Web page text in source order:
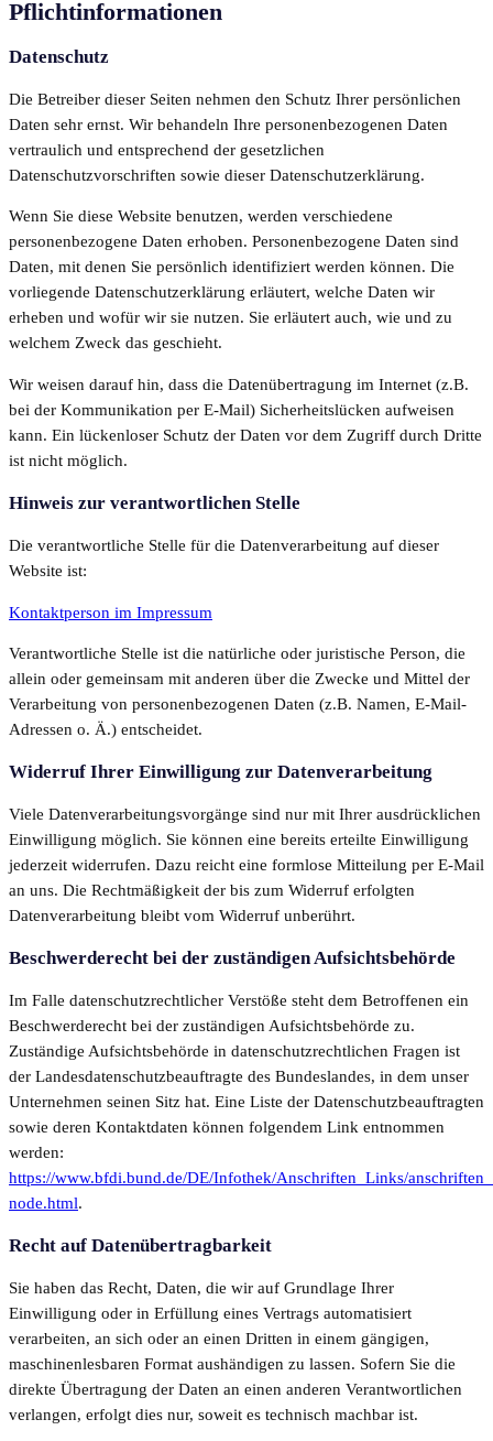
Pflichtinformationen
Datenschutz
Die Betreiber dieser Seiten nehmen den Schutz Ihrer persönlichen
Daten sehr ernst. Wir behandeln Ihre personenbezogenen Daten
vertraulich und entsprechend der gesetzlichen
Datenschutzvorschriften sowie dieser Datenschutzerklärung.
Wenn Sie diese Website benutzen, werden verschiedene
personenbezogene Daten erhoben. Personenbezogene Daten sind
Daten, mit denen Sie persönlich identifiziert werden können. Die
vorliegende Datenschutzerklärung erläutert, welche Daten wir
erheben und wofür wir sie nutzen. Sie erläutert auch, wie und zu
welchem Zweck das geschieht.
Wir weisen darauf hin, dass die Datenübertragung im Internet (z.B.
bei der Kommunikation per E-Mail) Sicherheitslücken aufweisen
kann. Ein lückenloser Schutz der Daten vor dem Zugriff durch Dritte
ist nicht möglich.
Hinweis zur verantwortlichen Stelle
Die verantwortliche Stelle für die Datenverarbeitung auf dieser
Website ist:
Kontaktperson im Impressum
Verantwortliche Stelle ist die natürliche oder juristische Person, die
allein oder gemeinsam mit anderen über die Zwecke und Mittel der
Verarbeitung von personenbezogenen Daten (z.B. Namen, E-Mail-
Adressen o. Ä.) entscheidet.
Widerruf Ihrer Einwilligung zur Datenverarbeitung
Viele Datenverarbeitungsvorgänge sind nur mit Ihrer ausdrücklichen
Einwilligung möglich. Sie können eine bereits erteilte Einwilligung
jederzeit widerrufen. Dazu reicht eine formlose Mitteilung per E-Mail
an uns. Die Rechtmäßigkeit der bis zum Widerruf erfolgten
Datenverarbeitung bleibt vom Widerruf unberührt.
Beschwerderecht bei der zuständigen Aufsichtsbehörde
Im Falle datenschutzrechtlicher Verstöße steht dem Betroffenen ein
Beschwerderecht bei der zuständigen Aufsichtsbehörde zu.
Zuständige Aufsichtsbehörde in datenschutzrechtlichen Fragen ist
der Landesdatenschutzbeauftragte des Bundeslandes, in dem unser
Unternehmen seinen Sitz hat. Eine Liste der Datenschutzbeauftragten
sowie deren Kontaktdaten können folgendem Link entnommen
werden:
https://www.bfdi.bund.de/DE/Infothek/Anschriften_Links/
node.html.
Recht auf Datenübertragbarkeit
Sie haben das Recht, Daten, die wir auf Grundlage Ihrer
Einwilligung oder in Erfüllung eines Vertrags automatisiert
verarbeiten, an sich oder an einen Dritten in einem gängigen,
maschinenlesbaren Format aushändigen zu lassen. Sofern Sie die
direkte Übertragung der Daten an einen anderen Verantwortlichen
verlangen, erfolgt dies nur, soweit es technisch machbar ist.